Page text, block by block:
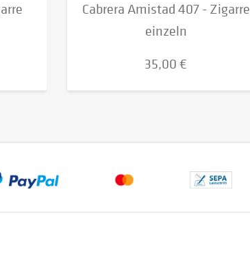
Cabrera Amistad 407 - Zigarre
einzeln
35,00 €